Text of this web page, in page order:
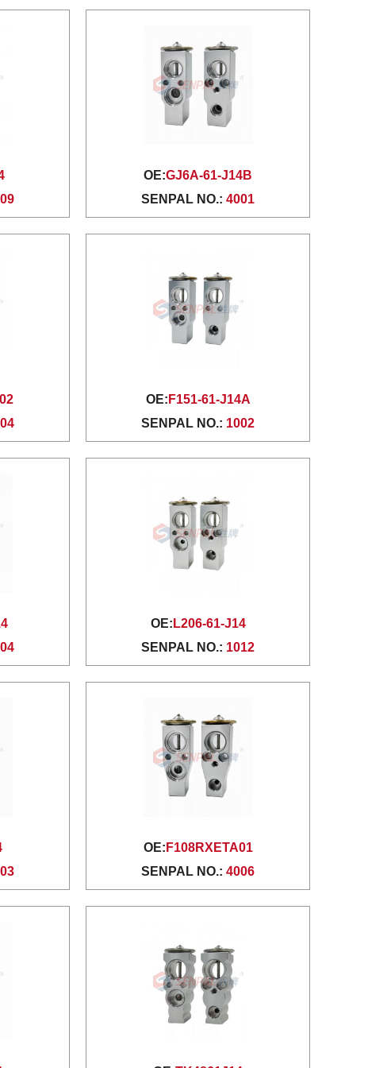
OE:GJ6A-61-J14B
SENPAL NO.: 4001
OE: F151-61-J14A
SENPAL NO.: 1002
OE: L206-61-J14
SENPAL NO.: 1012
OE: F108RXETA01
SENPAL NO.: 4006